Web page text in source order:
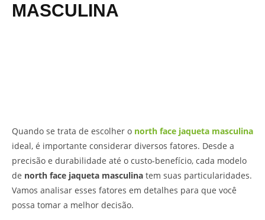
MASCULINA
Quando se trata de escolher o north face jaqueta masculina
ideal, é importante considerar diversos fatores. Desde a
precisão e durabilidade até o custo-benefício, cada modelo
de north face jaqueta masculina tem suas particularidades.
Vamos analisar esses fatores em detalhes para que você
possa tomar a melhor decisão.